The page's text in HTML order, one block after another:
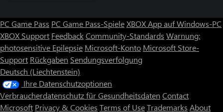
PC Game Pass PC Game Pass-SpieleXBOX App auf Windows-PC
XBOX Support FeedbackCommunity-Standards Warnung:
photosensitive Epilepsie Microsoft-Konto Microsoft Store-
Support Rückgaben Sendungsverfolgung
Deutsch (Liechtenstein)
Ihre Datenschutzoptionen
Verbraucherdatenschutz für Gesundheitsdaten Contact
Microsoft Privacy & Cookies Terms of UseTrademarks About